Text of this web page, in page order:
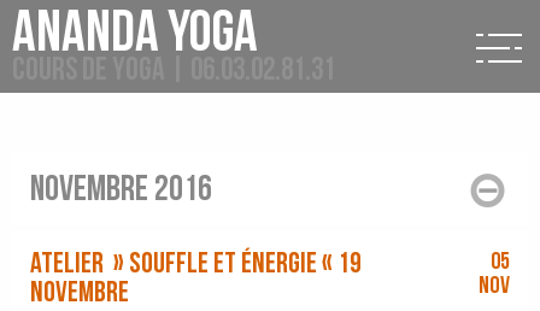
Ananda Yoga
novembre 2016
Atelier » souffle et énergie « 19
novembre
05
Nov